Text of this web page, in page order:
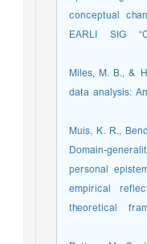
conceptual
EARLI SIG
Miles, M. B., &
data analysis:
Muis, K. R.,
Domain-
personal
empirical
theoretical